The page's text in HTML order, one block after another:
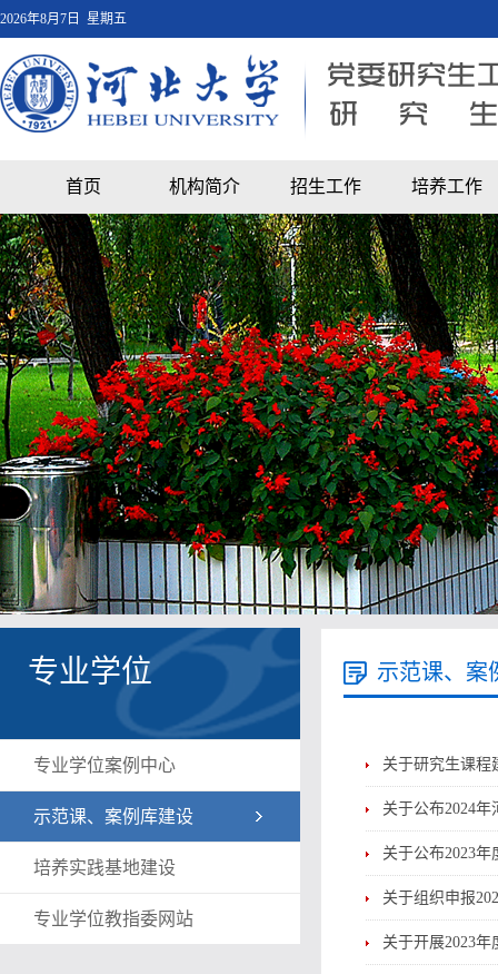
2026年8月7日 星期五
首页 机构简介 招生工作 培养工作
专业学位
专业学位案例中心
示范课、案例库建设
培养实践基地建设
专业学位教指委网站
示范课、案
关于研究生课程
关于公布2024
关于公布2023
关于组织申报
关于开展2023